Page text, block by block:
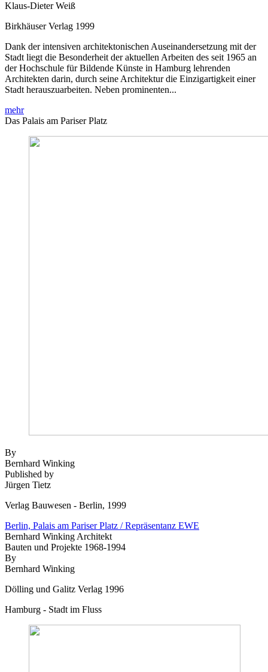
Klaus-Dieter Weiß
Birkhäuser Verlag 1999
Dank der intensiven architektonischen Auseinandersetzung mit der
Stadt liegt die Besonderheit der aktuellen Arbeiten des seit 1965 an
der Hochschule für Bildende Künste in Hamburg lehrenden
Architekten darin, durch seine Architektur die Einzigartigkeit einer
Stadt herauszuarbeiten. Neben prominenten...
mehr
Das Palais am Pariser Platz
By
Bernhard Winking
Published by
Jürgen Tietz
Verlag Bauwesen - Berlin, 1999
Berlin, Palais am Pariser Platz / Repräsentanz EWE
Bernhard Winking Architekt
Bauten und Projekte 1968-1994
By
Bernhard Winking
Dölling und Galitz Verlag 1996
Hamburg - Stadt im Fluss